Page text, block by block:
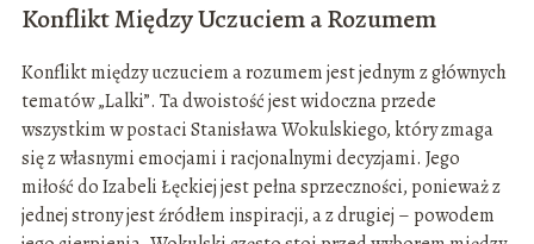
Konflikt Między Uczuciem a Rozumem
Konflikt między uczuciem a rozumem jest jednym z głównych
tematów „Lalki”. Ta dwoistość jest widoczna przede
wszystkim w postaci Stanisława Wokulskiego, który zmaga
się z własnymi emocjami i racjonalnymi decyzjami. Jego
miłość do Izabeli Łęckiej jest pełna sprzeczności, ponieważ z
jednej strony jest źródłem inspiracji, a z drugiej – powodem